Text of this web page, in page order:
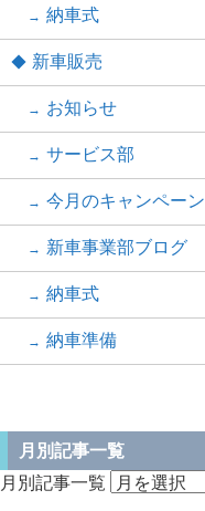
納車式
新車販売
お知らせ
サービス部
今月のキャンペーン
新車事業部ブログ
納車式
納車準備
月別記事一覧
月別記事一覧